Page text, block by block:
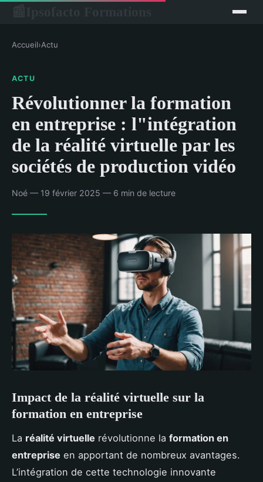
Accueil›Actu
ACTU
Révolutionner la formation
en entreprise : l"intégration
de la réalité virtuelle par les
sociétés de production vidéo
Noé — 19 février 2025 — 6 min de lecture
Impact de la réalité virtuelle sur la
formation en entreprise
La réalité virtuelle révolutionne la formation en
entreprise en apportant de nombreux avantages.
L’intégration de cette technologie innovante